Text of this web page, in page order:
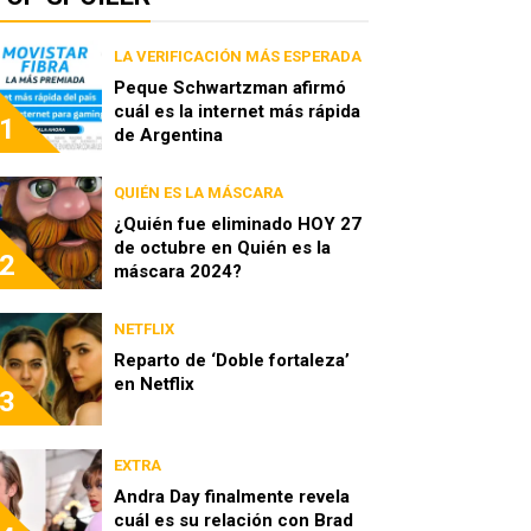
1
LA VERIFICACIÓN MÁS ESPERADA
Peque Schwartzman afirmó
cuál es la internet más rápida
de Argentina
2
QUIÉN ES LA MÁSCARA
¿Quién fue eliminado HOY 27
de octubre en Quién es la
máscara 2024?
3
NETFLIX
Reparto de ‘Doble fortaleza’
en Netflix
EXTRA
Andra Day finalmente revela
cuál es su relación con Brad